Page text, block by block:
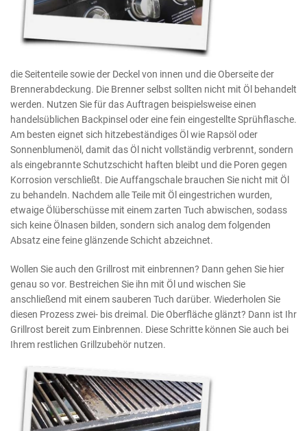
die Seitenteile sowie der Deckel von innen und die Oberseite der
Brennerabdeckung. Die Brenner selbst sollten nicht mit Öl behandelt
werden. Nutzen Sie für das Auftragen beispielsweise einen
handelsüblichen Backpinsel oder eine fein eingestellte Sprühflasche.
Am besten eignet sich hitzebeständiges Öl wie Rapsöl oder
Sonnenblumenöl, damit das Öl nicht vollständig verbrennt, sondern
als eingebrannte Schutzschicht haften bleibt und die Poren gegen
Korrosion verschließt. Die Auffangschale brauchen Sie nicht mit Öl
zu behandeln. Nachdem alle Teile mit Öl eingestrichen wurden,
etwaige Ölüberschüsse mit einem zarten Tuch abwischen, sodass
sich keine Ölnasen bilden, sondern sich analog dem folgenden
Absatz eine feine glänzende Schicht abzeichnet.
Wollen Sie auch den Grillrost mit einbrennen? Dann gehen Sie hier
genau so vor. Bestreichen Sie ihn mit Öl und wischen Sie
anschließend mit einem sauberen Tuch darüber. Wiederholen Sie
diesen Prozess zwei- bis dreimal. Die Oberfläche glänzt? Dann ist Ihr
Grillrost bereit zum Einbrennen. Diese Schritte können Sie auch bei
Ihrem restlichen Grillzubehör nutzen.